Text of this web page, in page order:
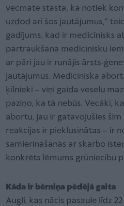
vecmāte stāsta, kā notiek
uzdod arī šos jautājumus,”
gadījums, kad ir medicīnisks
pārtraukšana medicīnisku
ar pāri jau ir runājis ārsts-
jautājumus. Medicīniska
ķīlnieki – viņi gaida veselu
paziņo, ka tā nebūs. Vecāki,
abortu, jau ir gatavojušies
reakcijas ir pieklusinātas – ir
samierināšanās ar skarbo
konkrēts lēmums grūniecību
Kāda ir bērniņa pēdējā gaita
Augli, kas nācis pasaulē līdz